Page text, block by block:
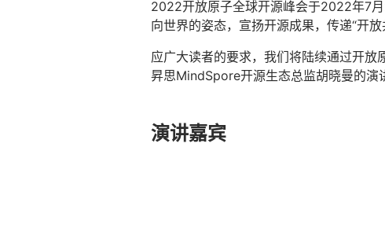
2022开放原子全球开源峰会于2022年7
向世界的姿态，宣扬开源成果，传递“开
应广大读者的要求，我们将陆续通过开
昇思MindSpore开源生态总监胡晓曼的演
演讲嘉宾